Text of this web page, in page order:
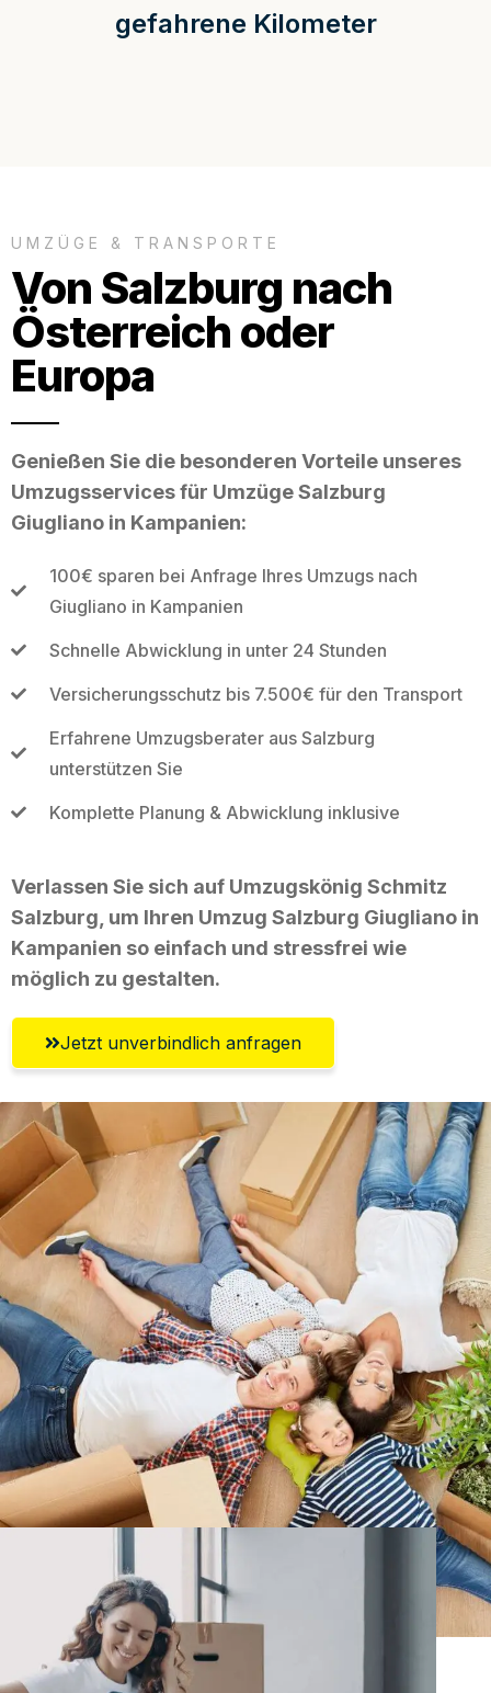
gefahrene Kilometer
UMZÜGE & TRANSPORTE
Von Salzburg nach
Österreich oder
Europa
Genießen Sie die besonderen Vorteile unseres
Umzugsservices für Umzüge Salzburg
Giugliano in Kampanien:
100€ sparen bei Anfrage Ihres Umzugs nach
Giugliano in Kampanien
Schnelle Abwicklung in unter 24 Stunden
Versicherungsschutz bis 7.500€ für den Transport
Erfahrene Umzugsberater aus Salzburg
unterstützen Sie
Komplette Planung & Abwicklung inklusive
Verlassen Sie sich auf Umzugskönig Schmitz
Salzburg, um Ihren Umzug Salzburg Giugliano in
Kampanien so einfach und stressfrei wie
möglich zu gestalten.
Jetzt unverbindlich anfragen